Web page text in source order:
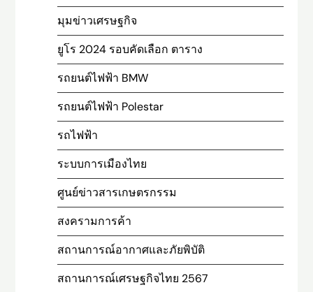
มุมข่าวเศรษฐกิจ
ยูโร 2024 รอบคัดเลือก ตาราง
รถยนต์ไฟฟ้า BMW
รถยนต์ไฟฟ้า Polestar
รถไฟฟ้า
ระบบการเมืองไทย
ศูนย์ข่าวสารเกษตรกรรม
สงครามการค้า
สถานการณ์อากาศและภัยพิบัติ
สถานการณ์เศรษฐกิจไทย 2567